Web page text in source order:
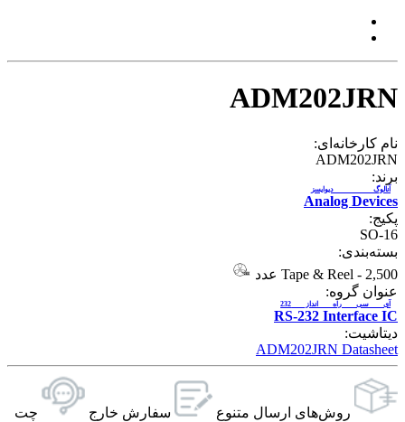
ADM202JRN
نام کارخانه‌ای:
ADM202JRN
برند:
Analog Devices
آنالوگ دیوایسز
پکیج:
SO-16
بسته‌بندی:
Tape & Reel - 2,500 عدد
عنوان گروه:
RS-232 Interface IC
آی سی راه انداز 232
دیتاشیت:
ADM202JRN Datasheet
روش‌های ارسال‌ متنوع سفارش خارج چت